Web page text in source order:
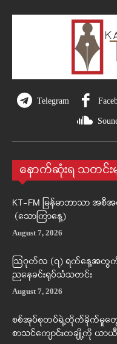
Telegram
နောက်ဆုံးရ သတင်းမ
KT-FM မြန်မာဘာသာ အ
(သောကြာနေ့)
August 7, 2026
ဩဂုတ်လ (၇) ရက်နေ့အတွက်
ညနေခင်းရုပ်သံသတင်း
August 7, 2026
စစ်အုပ်စုတပ်ရဲ့တိုက်ခိုက်မှုတွေက
စာသင်ကျောင်းတချို့ကို ယာ